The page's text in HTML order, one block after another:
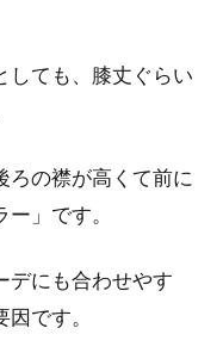
るポイント
ギンス」。以前のブーム時
しても、膝丈ぐらい
ろの襟が高くて前に
」です。
デにも合わせやす
です。